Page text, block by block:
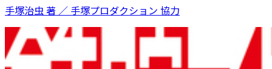
手塚治虫 著 ／ 手塚プロダクション 協力